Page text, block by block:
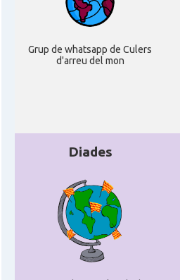
Grup de whatsapp de Culers
d'arreu del mon
Diades